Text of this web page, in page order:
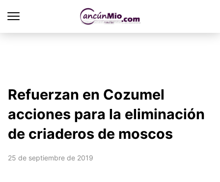
Refuerzan en Cozumel
acciones para la eliminación
de criaderos de moscos
25 de septiembre de 2019